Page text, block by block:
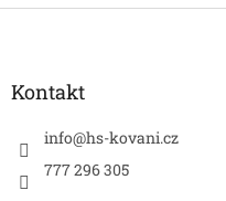
Kontakt
info@hs-kovani.cz
777 296 305